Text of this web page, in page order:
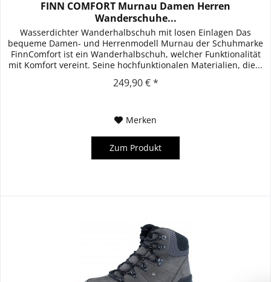
FINN COMFORT Murnau Damen Herren
Wanderschuhe...
Wasserdichter Wanderhalbschuh mit losen Einlagen Das
bequeme Damen- und Herrenmodell Murnau der Schuhmarke
FinnComfort ist ein Wanderhalbschuh, welcher Funktionalität
mit Komfort vereint. Seine hochfunktionalen Materialien, die...
249,90 € *
Merken
Zum Produkt